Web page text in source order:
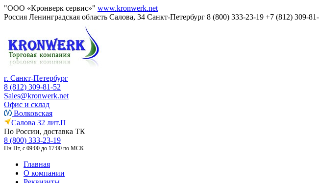
"ООО «Кронверк сервис»" www.kronwerk.net
Россия Ленинградская область Салова, 34 Санкт-Петербург 8 (800) 333-23-19 +7 (812) 309-
г. Санкт-Петербург
8 (812) 309-81-52
Sales@kronwerk.net
Офис и склад
Волковская
Салова 32 лит.П
По России, доставка ТК
8 (800) 333-23-19
Пн-Пт, с 09:00 до 17:00 по МСК
Главная
О компании